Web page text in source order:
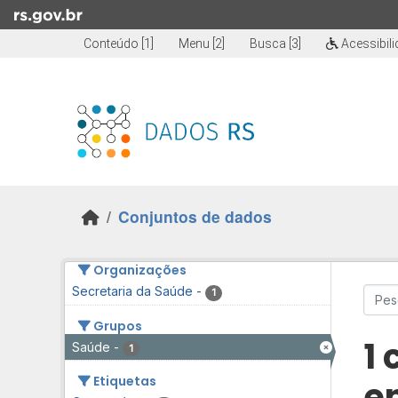
Skip to main content
Conteúdo [1] Menu [2] Busca [3]
Conjuntos de dados
Organizações
Secretaria da Saúde - 1
Grupos
Saúde - 1
Etiquetas
1